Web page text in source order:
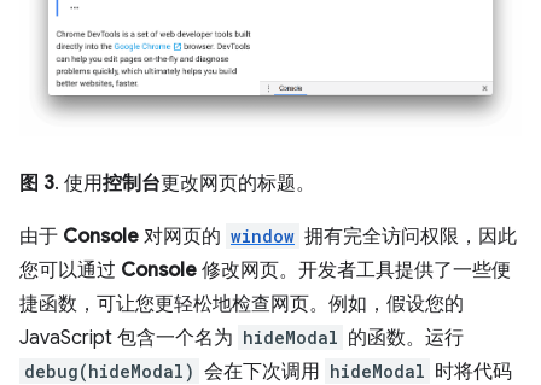
图 3. 使用控制台更改网页的标题。
由于 Console 对网页的 window 拥有完全访问权限，因此
您可以通过 Console 修改网页。开发者工具提供了一些便
捷函数，可让您更轻松地检查网页。例如，假设您的
JavaScript 包含一个名为 hideModal 的函数。运行
debug(hideModal) 会在下次调用 hideModal 时将代码